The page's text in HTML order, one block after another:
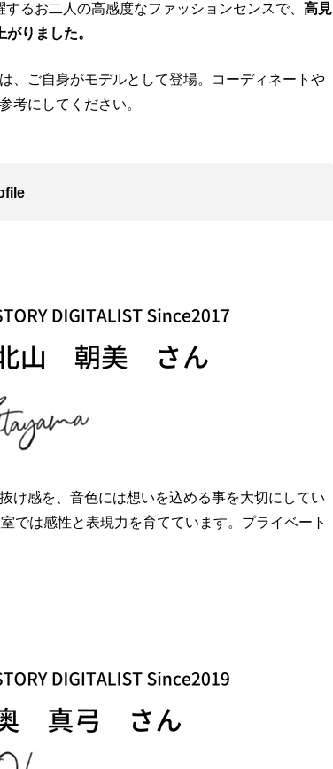
るお二人の高感度なファッションセンスで、 高見
りました。
、ご自身がモデルとして登場。コーディネートや
考にしてください。
け感を、音色には想いを込める事を大切にしてい
では感性と表現力を育てています。プライベート